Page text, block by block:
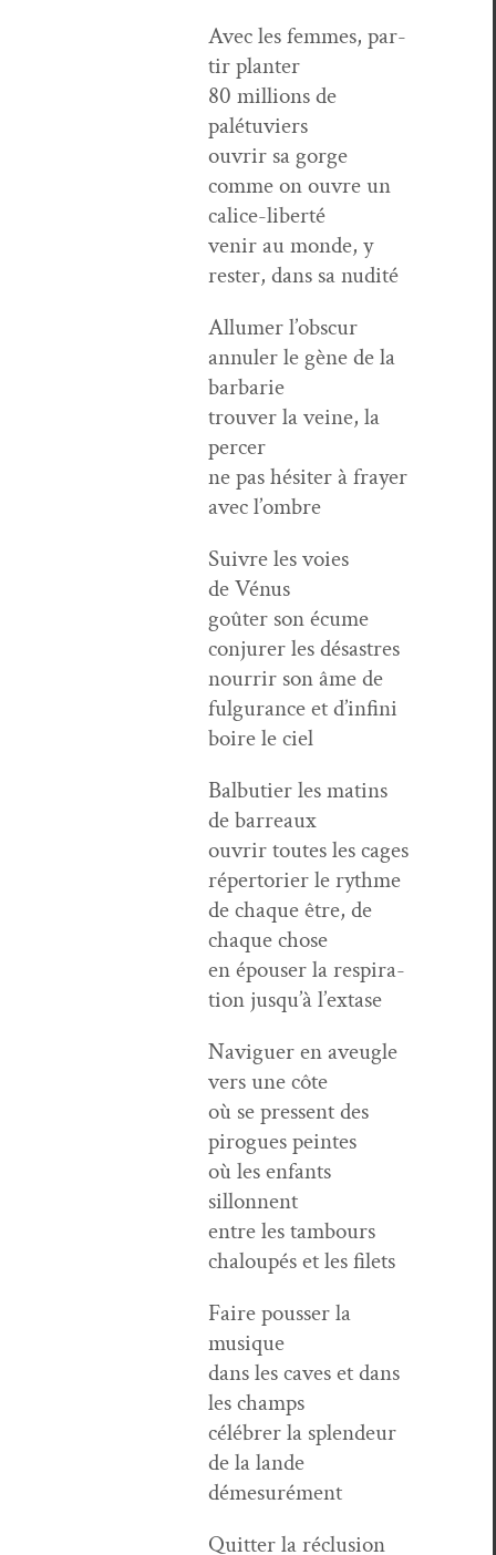
Avec les femmes, par­
tir planter
80 mil­lions de
palétuviers
ouvrir sa gorge
comme on ouvre un
calice-liberté
venir au monde, y
rester, dans sa nudité
Allumer l’ob­scur
annuler le gène de la
barbarie
trou­ver la veine, la
percer
ne pas hésiter à fray­er
avec l’ombre
Suiv­re les voies
de Vénus
goûter son écume
con­jur­er les désastres
nour­rir son âme de
ful­gu­rance et d’infini
boire le ciel
Bal­bu­ti­er les matins
de barreaux
ouvrir toutes les cages
réper­to­ri­er le rythme
de chaque être, de
chaque chose
en épouser la res­pi­ra­
tion jusqu’à l’extase
Nav­iguer en aveu­gle
vers une côte
où se pressent des
pirogues peintes
où les enfants
sillonnent
entre les tam­bours
chaloupés et les filets
Faire pouss­er la
musique
dans les caves et dans
les champs
célébr­er la splen­deur
de la lande
démesurément
Quit­ter la réclu­sion